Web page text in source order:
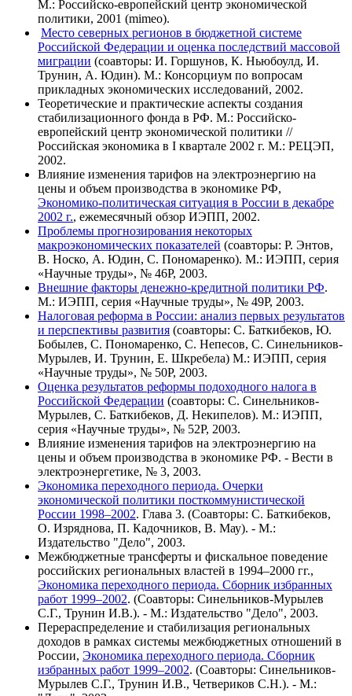
М.: Российско-европейский центр экономической
политики, 2001 (mimeo).
Место северных регионов в бюджетной системе
Российской Федерации и оценка последствий массовой
миграции (соавторы: И. Горшунов, К. Ньюбоулд, И.
Трунин, А. Юдин). М.: Консорциум по вопросам
прикладных экономических исследований, 2002.
Теоретические и практические аспекты создания
стабилизационного фонда в РФ. М.: Российско-
европейский центр экономической политики //
Российская экономика в I квартале 2002 г. М.: РЕЦЭП,
2002.
Влияние изменения тарифов на электроэнергию на
цены и объем производства в экономике РФ,
Экономико-политическая ситуация в России в декабре
2002 г., ежемесячный обзор ИЭПП, 2002.
Проблемы прогнозирования некоторых
макроэкономических показателей (соавторы: Р. Энтов,
В. Носко, А. Юдин, С. Пономаренко). М.: ИЭПП, серия
«Научные труды», № 46Р, 2003.
Внешние факторы денежно-кредитной политики РФ.
М.: ИЭПП, серия «Научные труды», № 49Р, 2003.
Налоговая реформа в России: анализ первых результатов
и перспективы развития (соавторы: С. Баткибеков, Ю.
Бобылев, С. Пономаренко, С. Непесов, С. Синельников-
Мурылев, И. Трунин, Е. Шкребела) М.: ИЭПП, серия
«Научные труды», № 50Р, 2003.
Оценка результатов реформы подоходного налога в
Российской Федерации (соавторы: С. Синельников-
Мурылев, С. Баткибеков, Д. Некипелов). М.: ИЭПП,
серия «Научные труды», № 52Р, 2003.
Влияние изменения тарифов на электроэнергию на
цены и объем производства в экономике РФ. - Вести в
электроэнергетике, № 3, 2003.
Экономика переходного периода. Очерки
экономической политики посткоммунистической
России 1998–2002. Глава 3. (Соавторы: С. Баткибеков,
О. Изряднова, П. Кадочников, В. Мау). - М.:
Издательство "Дело", 2003.
Межбюджетные трансферты и фискальное поведение
российских региональных властей в 1994–2000 гг.,
Экономика переходного периода. Сборник избранных
работ 1999–2002. (Соавторы: Синельников-Мурылев
С.Г., Трунин И.В.). - М.: Издательство "Дело", 2003.
Перераспределение и стабилизация региональных
доходов в рамках системы межбюджетных отношений в
России, Экономика переходного периода. Сборник
избранных работ 1999–2002. (Соавторы: Синельников-
Мурылев С.Г., Трунин И.В., Четвериков С.Н.). - М.: